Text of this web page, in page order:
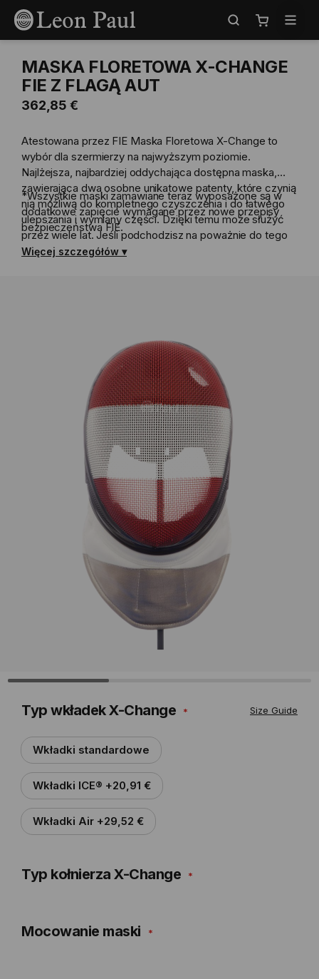
Przejdź
treści
Store
Mój koszyk
MASKA FLORETOWA X-CHANGE
FIE Z FLAGĄ AUT
362,85 €
Atestowana przez FIE Maska Floretowa X-Change to
wybór dla szermierzy na najwyższym poziomie.
Najlżejsza, najbardziej oddychająca dostępna maska,
zawierająca dwa osobne unikatowe patenty, które czynią
nią możliwą do kompletnego czyszczenia i do łatwego
ulepszania i wymiany części. Dzięki temu może służyć
przez wiele lat. Jeśli podchodzisz na poważnie do tego
sportu, to jest to maska dla Ciebie.
*Wszystkie maski zamawiane teraz wyposażone są w
dodatkowe zapięcie wymagane przez nowe przepisy
bezpieczeństwa FIE.
Więcej szczegółów
Size Guide
Typ wkładek X-Change
Wkładki standardowe
Wkładki ICE® +20,91 €
Wkładki Air +29,52 €
Typ kołnierza X-Change
Mocowanie maski